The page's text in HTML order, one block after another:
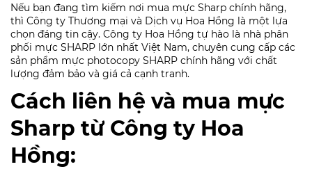
Nếu bạn đang tìm kiếm nơi mua mực Sharp chính hãng,
thì Công ty Thương mại và Dịch vụ Hoa Hồng là một lựa
chọn đáng tin cậy. Công ty Hoa Hồng tự hào là nhà phân
phối mực SHARP lớn nhất Việt Nam, chuyên cung cấp các
sản phẩm mực photocopy SHARP chính hãng với chất
lượng đảm bảo và giá cả cạnh tranh.
Cách liên hệ và mua mực
Sharp từ Công ty Hoa
Hồng: